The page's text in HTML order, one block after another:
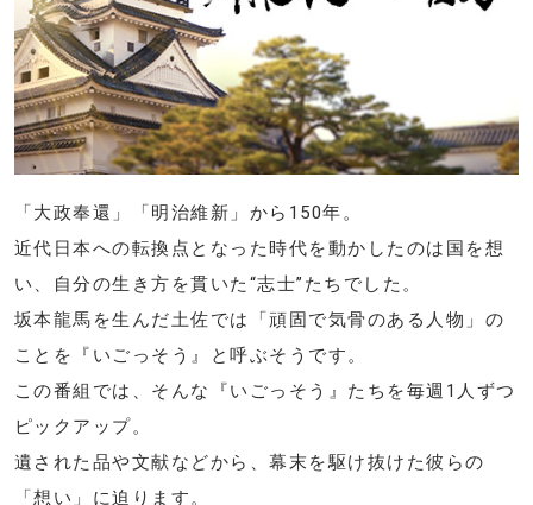
「大政奉還」「明治維新」から150年。
近代日本への転換点となった時代を動かしたのは国を想
い、自分の生き方を貫いた“志士”たちでした。
坂本龍馬を生んだ土佐では「頑固で気骨のある人物」の
ことを『いごっそう』と呼ぶそうです。
この番組では、そんな『いごっそう』たちを毎週1人ずつ
ピックアップ。
遺された品や文献などから、幕末を駆け抜けた彼らの
「想い」に迫ります。